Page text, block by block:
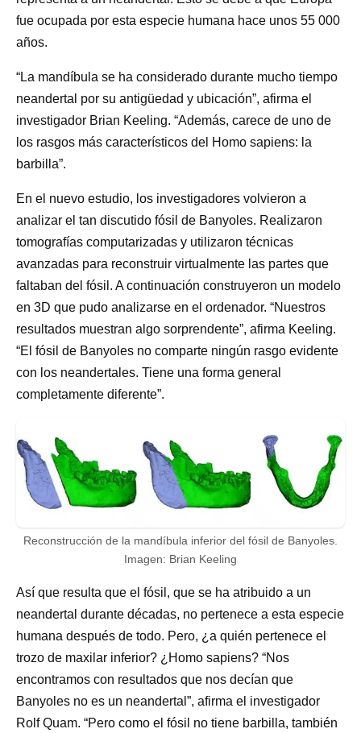
fue ocupada por esta especie humana hace unos 55 000
años.
“La mandíbula se ha considerado durante mucho tiempo
neandertal por su antigüedad y ubicación”, afirma el
investigador Brian Keeling. “Además, carece de uno de
los rasgos más característicos del Homo sapiens: la
barbilla”.
En el nuevo estudio, los investigadores volvieron a
analizar el tan discutido fósil de Banyoles. Realizaron
tomografías computarizadas y utilizaron técnicas
avanzadas para reconstruir virtualmente las partes que
faltaban del fósil. A continuación construyeron un modelo
en 3D que pudo analizarse en el ordenador. “Nuestros
resultados muestran algo sorprendente”, afirma Keeling.
“El fósil de Banyoles no comparte ningún rasgo evidente
con los neandertales. Tiene una forma general
completamente diferente”.
Reconstrucción de la mandíbula inferior del fósil de Banyoles.
Imagen: Brian Keeling
Así que resulta que el fósil, que se ha atribuido a un
neandertal durante décadas, no pertenece a esta especie
humana después de todo. Pero, ¿a quién pertenece el
trozo de maxilar inferior? ¿Homo sapiens? “Nos
encontramos con resultados que nos decían que
Banyoles no es un neandertal”, afirma el investigador
Rolf Quam. “Pero como el fósil no tiene barbilla, también